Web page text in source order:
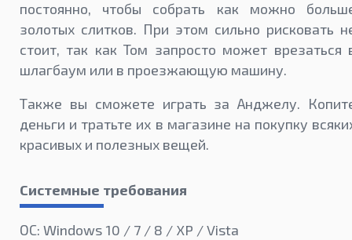
постоянно, чтобы собрать как можно
золотых слитков. При этом сильно рисковать
стоит, так как Том запросто может врезаться
шлагбаум или в проезжающую машину.
Также вы сможете играть за Анджелу.
деньги и тратьте их в магазине на покупку
красивых и полезных вещей.
Системные требования
ОС: Windows 10 / 7 / 8 / XP / Vista